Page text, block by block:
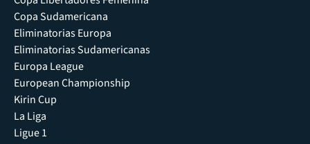
Copa Sudamericana
Eliminatorias Europa
Eliminatorias Sudamericanas
Europa League
European Championship
Kirin Cup
La Liga
Ligue 1